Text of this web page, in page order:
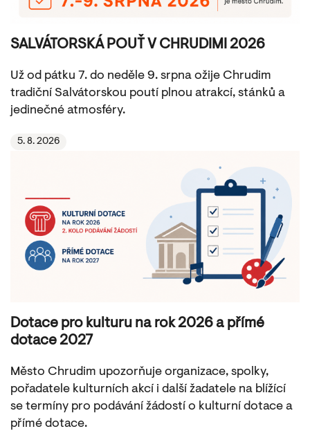
SALVÁTORSKÁ POUŤ V CHRUDIMI 2026
Už od pátku 7. do neděle 9. srpna ožije Chrudim
tradiční Salvátorskou poutí plnou atrakcí, stánků a
jedinečné atmosféry.
5. 8. 2026
Dotace pro kulturu na rok 2026 a přímé
dotace 2027
Město Chrudim upozorňuje organizace, spolky,
pořadatele kulturních akcí i další žadatele na blížící
se termíny pro podávání žádostí o kulturní dotace a
přímé dotace.